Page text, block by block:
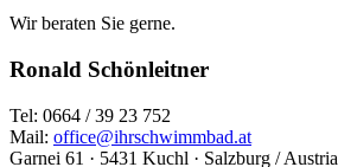
Wir beraten Sie gerne.
Ronald Schönleitner
Tel: 0664 / 39 23 752
Mail: office@ihrschwimmbad.at
Garnei 61 · 5431 Kuchl · Salzburg / Austria